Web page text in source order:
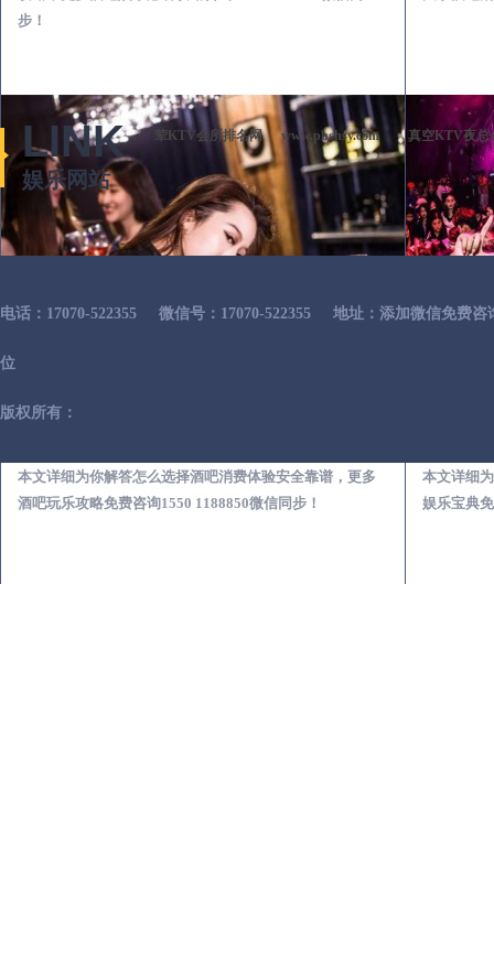
步！
本文详细为你解答怎么选择酒吧消费体验安全靠谱，更多
酒吧玩乐攻略免费咨询1550 1188850微信同步！
本文详细
娱乐宝典
LINK
娱乐网站
荤KTV会所排名网 www.phshsy.com 真空KTV夜总
电话：17070-522355 微信号：17070-522355 地址：添加微信免费咨
位
版权所有：